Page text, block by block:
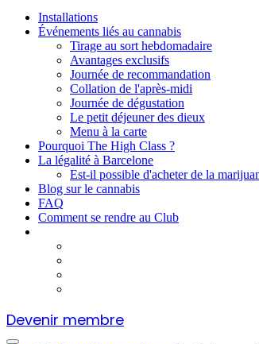
Installations
Événements liés au cannabis
Tirage au sort hebdomadaire
Avantages exclusifs
Journée de recommandation
Collation de l'après-midi
Journée de dégustation
Le petit déjeuner des dieux
Menu à la carte
Pourquoi The High Class ?
La légalité à Barcelone
Est-il possible d'acheter de la
Blog sur le cannabis
FAQ
Comment se rendre au Club
Devenir membre